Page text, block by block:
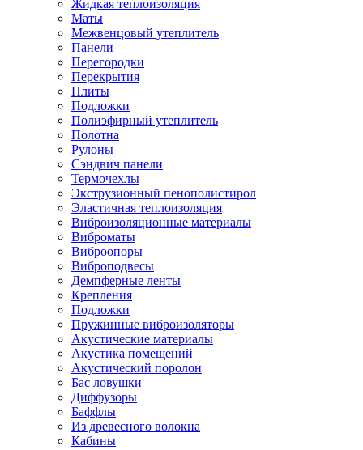
Жидкая теплоизоляция
Маты
Межвенцовый утеплитель
Панели
Перегородки
Перекрытия
Плиты
Подложки
Полиэфирный утеплитель
Полотна
Рулоны
Сэндвич панели
Термочехлы
Экструзионный пенополистирол
Эластичная теплоизоляция
Виброизоляционные материалы
Виброматы
Виброопоры
Виброподвесы
Демпферные ленты
Крепления
Подложки
Пружинные виброизоляторы
Акустические материалы
Акустика помещений
Акустический поролон
Бас ловушки
Диффузоры
Баффлы
Из древесного волокна
Кабины